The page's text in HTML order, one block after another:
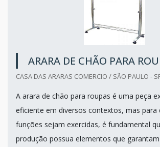
ARARA DE CHÃO PARA
CASA DAS ARARAS COMERCIO / SÃO PAULO -
A arara de chão para roupas é uma peça
eficiente em diversos contextos, mas para
funções sejam exercidas, é fundamental
produção possua elementos que